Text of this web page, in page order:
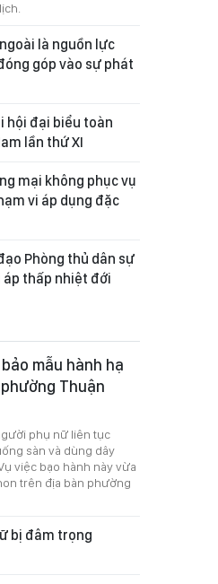
là nguồn lực
góp vào sự phát
hội đại biểu toàn
lần thứ XI
mại không phục vụ
vi áp dụng đặc
Phòng thủ dân sự
áp thấp nhiệt đới
mẫu hành hạ
Thuận
phụ nữ liên tục
sàn và dùng dây
việc bạo hành này vừa
trên địa bàn phường
bị đâm trọng